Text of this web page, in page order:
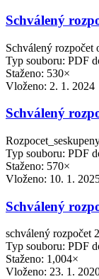
Schválený
Schválený rozpočet
Typ souboru: PDF
Staženo: 530×
Vloženo: 2. 1. 2024
Schválený
Typ souboru: PDF
Staženo: 570×
Vloženo: 10. 1.
Schválený
schválený rozpočet
Typ souboru: PDF
Staženo: 1,004×
Vloženo: 23. 1.